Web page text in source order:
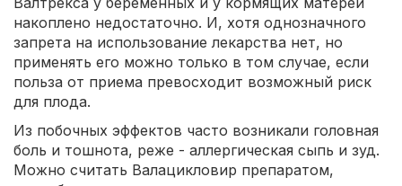
накоплено недостаточно. И, хотя однозначного
запрета на использование лекарства нет, но
применять его можно только в том случае, если
польза от приема превосходит возможный риск
для плода.
Из побочных эффектов часто возникали головная
боль и тошнота, реже - аллергическая сыпь и зуд.
Можно считать Валацикловир препаратом,